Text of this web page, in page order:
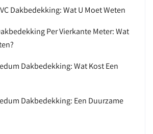
Dakbedekking: Wat U Moet Weten
Per Vierkante Meter: Wat
Dakbedekking: Wat Kost Een
Dakbedekking: Een Duurzame